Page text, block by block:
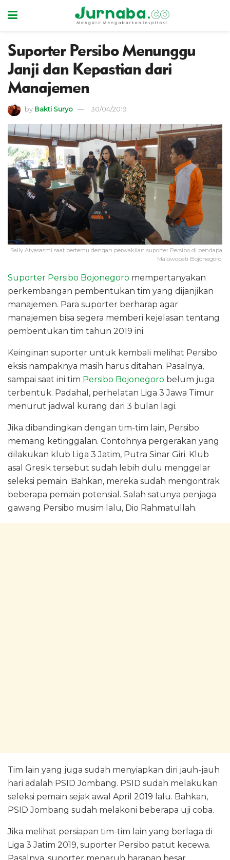
Suporter Persibo Menunggu
Janji dan Kepastian dari
Manajemen
by Bakti Suryo 30/04/2019
Sally Atyasasmi saat bertemu dengan perwakilan suporter Persibo di pendapa
Malowopati Bojonegoro.
Suporter Persibo Bojonegoro mempertanyakan
perkembangan pembentukan tim yang dijanjikan
manajemen. Para suporter berharap agar
manajemen bisa segera memberi kejelasan tentang
pembentukan tim tahun 2019 ini.
Keinginan suporter untuk kembali melihat Persibo
eksis nampaknya masih harus ditahan. Pasalnya,
sampai saat ini tim Persibo Bojonegoro belum juga
terbentuk. Padahal, perhelatan Liga 3 Jawa Timur
menurut jadwal kurang dari 3 bulan lagi.
Jika dibandingkan dengan tim-tim lain, Persibo
memang ketinggalan. Contohnya pergerakan yang
dilakukan klub Liga 3 Jatim, Putra Sinar Giri. Klub
asal Gresik tersebut sudah lebih dulu menggelar
seleksi pemain. Bahkan, mereka sudah mengontrak
beberapa pemain potensial. Salah satunya penjaga
gawang Persibo musim lalu, Dio Rahmatullah.
Tim lain yang juga sudah menyiapkan diri jauh-jauh
hari adalah PSID Jombang. PSID sudah melakukan
seleksi pemain sejak awal April 2019 lalu. Bahkan,
PSID Jombang sudah melakoni beberapa uji coba.
Jika melihat persiapan tim-tim lain yang berlaga di
Liga 3 Jatim 2019, suporter Persibo patut kecewa.